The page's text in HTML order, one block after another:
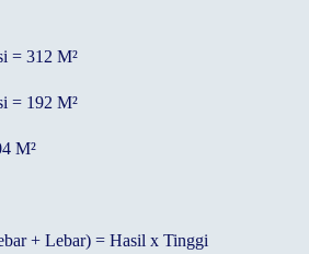
= 312 M²
= 192 M²
M²
+ Lebar) = Hasil x Tinggi